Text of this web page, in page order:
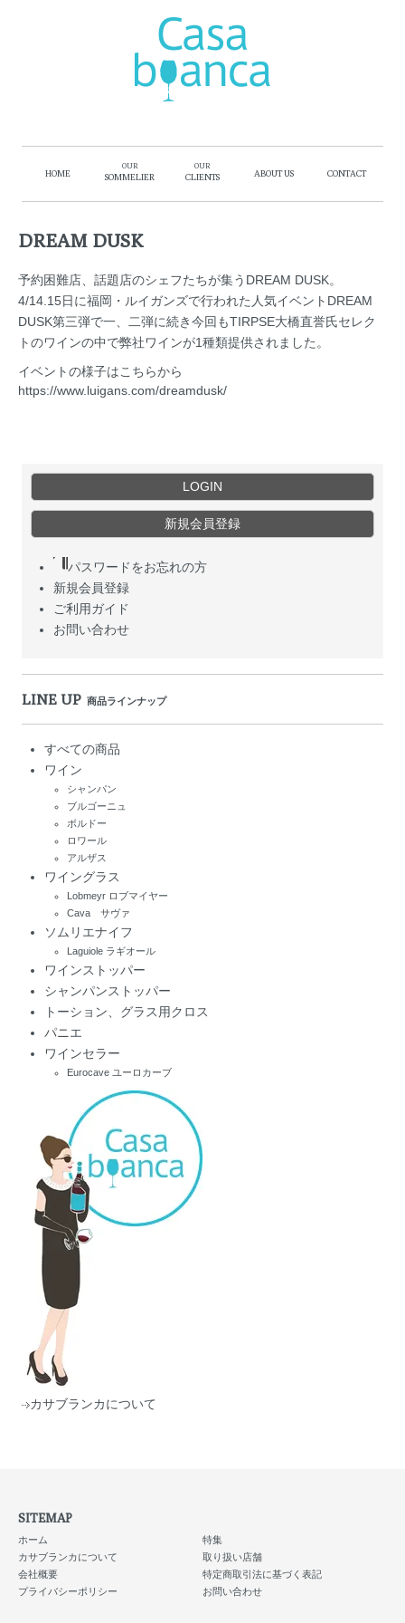
HOME
OUR
SOMMELIER
OUR
CLIENTS ABOUT US CONTACT
DREAM DUSK
予約困難店、話題店のシェフたちが集うDREAM DUSK。
4/14.15日に福岡・ルイガンズで行われた人気イベントDREAM
DUSK第三弾で一、二弾に続き今回もTIRPSE大橋直誉氏セレク
トのワインの中で弊社ワインが1種類提供されました。
イベントの様子はこちらから
https://www.luigans.com/dreamdusk/
LOGIN
新規会員登録
パスワードをお忘れの方
新規会員登録
ご利用ガイド
お問い合わせ
LINE UP 商品ラインナップ
すべての商品
ワイン
シャンパン
ブルゴーニュ
ボルドー
ロワール
アルザス
ワイングラス
Lobmeyr ロブマイヤー
Cava サヴァ
ソムリエナイフ
Laguiole ラギオール
ワインストッパー
シャンパンストッパー
トーション、グラス用クロス
パニエ
ワインセラー
Eurocave ユーロカーブ
カサブランカについて
SITEMAP
ホーム
特集
カサブランカについて
取り扱い店舗
会社概要
特定商取引法に基づく表記
プライバシーポリシー
お問い合わせ